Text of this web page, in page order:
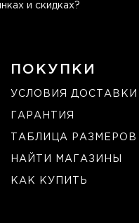
и скидках?
ПОКУПКИ
УСЛОВИЯ ДОСТАВКИ
ГАРАНТИЯ
ТАБЛИЦА РАЗМЕРОВ
НАЙТИ МАГАЗИНЫ
КАК КУПИТЬ